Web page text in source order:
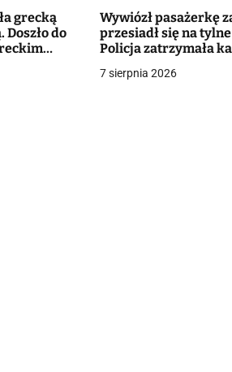
grecką
do
Wywiózł pasażerkę
przesiadł się na
Policja zatrzymała
7 sierpnia 2026